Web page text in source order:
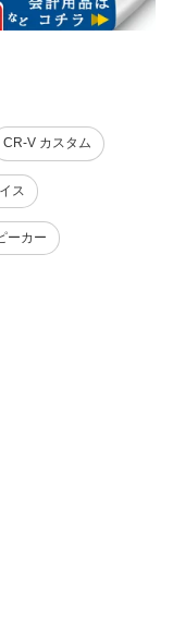
CR-V カスタム
ス
ーカー